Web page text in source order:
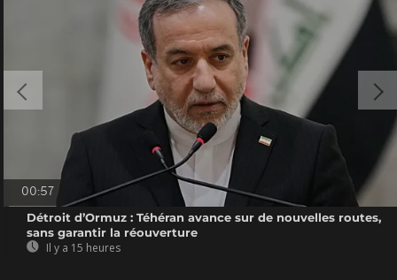
00:57
Détroit d’Ormuz : Téhéran avance sur de nouvelles routes,
sans garantir la réouverture
Il y a 15 heures